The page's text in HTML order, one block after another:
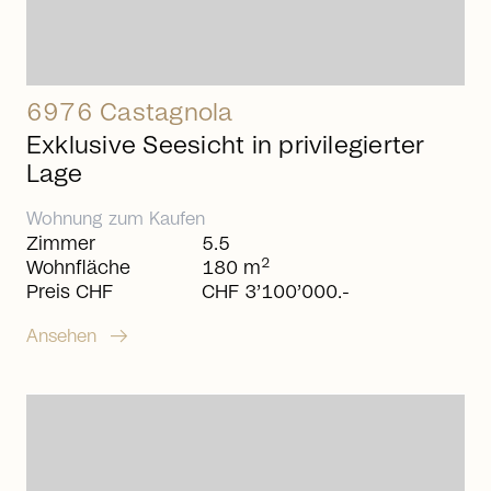
6976 Castagnola
Exklusive Seesicht in privilegierter
Lage
Wohnung zum Kaufen
Zimmer
Wohnfläche
Preis CHF
5.5
180 m2
CHF 3’100’000.-
Ansehen arrow_right_alt